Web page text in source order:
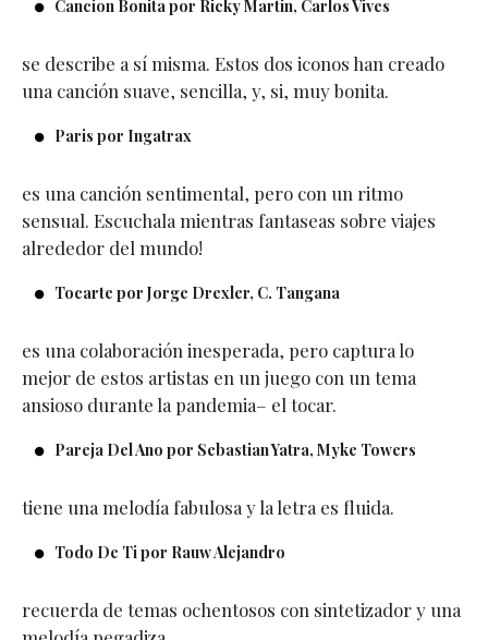
Cancion Bonita por Ricky Martin, Carlos Vives
se describe a sí misma. Estos dos iconos han creado
una canción suave, sencilla, y, si, muy bonita.
Paris por Ingatrax
es una canción sentimental, pero con un ritmo
sensual. Escuchala mientras fantaseas sobre viajes
alrededor del mundo!
Tocarte por Jorge Drexler, C. Tangana
es una colaboración inesperada, pero captura lo
mejor de estos artistas en un juego con un tema
ansioso durante la pandemia– el tocar.
Pareja Del Ano por Sebastian Yatra, Myke Towers
tiene una melodía fabulosa y la letra es fluida.
Todo De Ti por Rauw Alejandro
recuerda de temas ochentosos con sintetizador y una